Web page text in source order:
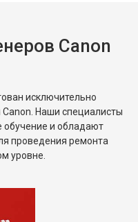
Canon
исключительно
Наши специалисты
обучение и обладают
проведения ремонта
уровне.